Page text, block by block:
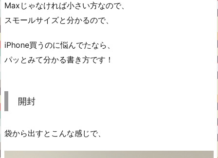
Maxじゃなければ小さい方なので、
スモールサイズと分かるので、
iPhone買うのに悩んでたなら、
パッとみて分かる書き方です！
開封
袋から出すとこんな感じで、